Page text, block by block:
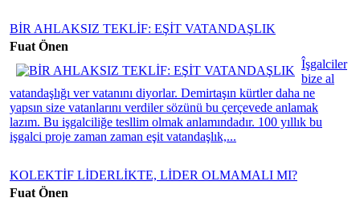
BİR AHLAKSIZ TEKLİF: EŞİT VATANDAŞLIK
Fuat Önen
Îşgalciler
bize al
vatandaşlığı ver vatanını diyorlar. Demirtaşın kürtler daha ne
yapsın size vatanlarını verdiler sözünü bu çerçevede anlamak
lazım. Bu işgalciliğe tesllim olmak anlamındadır. 100 yıllık bu
işgalci proje zaman zaman eşit vatandaşlık,...
KOLEKTİF LİDERLİKTE, LİDER OLMAMALI MI?
Fuat Önen